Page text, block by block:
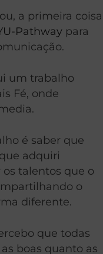
a primeira coisa
Pathway para
um trabalho
Fé, onde
é saber que
adquiri
talentos que o
o
diferente.
que todas
boas quanto as